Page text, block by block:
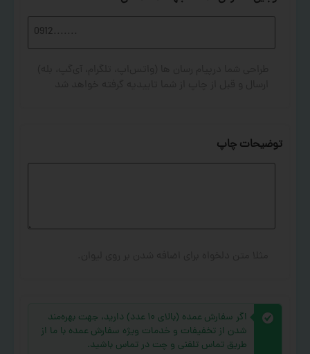
توضیحات چاپ
اگر سفارش عمده (بالای ۱۰ عدد) دارید، جهت بهره‌مند
شدن از تخفیفات و خدمات ویژه سفارش عمده با ما از
طریق تماس تلفنی و چت در تماس باشید.